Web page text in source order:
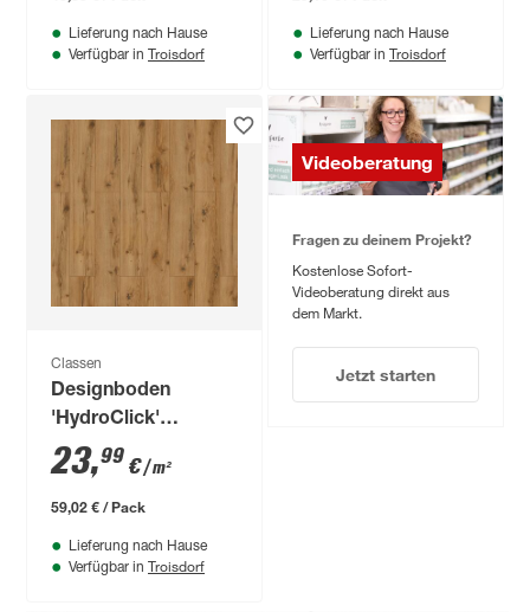
Lieferung nach Hause
Verfügbar in Troisdorf
Lieferung nach Hause
Verfügbar in Troisdorf
Classen
Designboden
'HydroClick'
Steineiche
wasserresistent 9
mm
23,99 €/ m²
59,02 € / Pack
Lieferung nach Hause
Verfügbar in Troisdorf
Videoberatung
Fragen zu deinem Projekt?
Kostenlose Sofort-
Videoberatung direkt aus
dem Markt.
Jetzt starten